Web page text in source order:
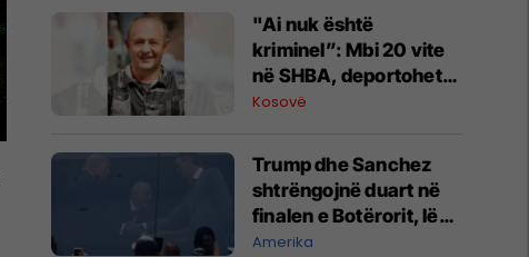
drejt Kosovës
"Ai nuk është
kriminel”: Mbi 20 vite
në SHBA, deportohet
berberi shqiptar
Kosovë
Trump dhe Sanchez
shtrëngojnë duart në
finalen e Botërorit, lënë
pas tensionet
Amerika